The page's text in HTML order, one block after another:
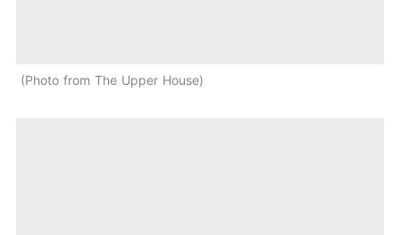
Photo from The Upper House